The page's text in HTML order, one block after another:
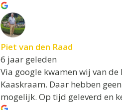
Piet van den Raad
6 jaar geleden
Via google kwamen wij van
Kaaskraam. Daar hebben
mogelijk. Op tijd geleverd en